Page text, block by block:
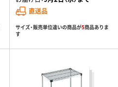
直送品
サイズ・販売単位違いの商品が5商品ありま
す